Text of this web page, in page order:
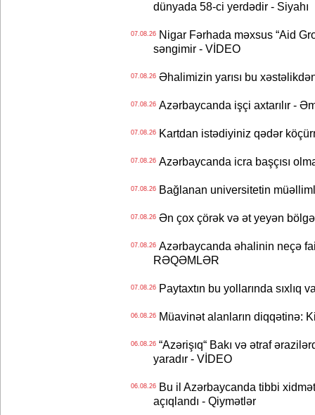
dünyada 58-ci yerdədir - Siyahı
07.08.26Nigar Fərhada məxsus “Aid
səngimir - VİDEO
07.08.26Əhalimizin yarısı bu
07.08.26Azərbaycanda işçi axtarılır -
07.08.26Kartdan istədiyiniz qədər
07.08.26Azərbaycanda icra başçısı
07.08.26Bağlanan universitetin
07.08.26Ən çox çörək və ət yeyən
07.08.26Azərbaycanda əhalinin neçə
RƏQƏMLƏR
07.08.26Paytaxtın bu yollarında sıxlıq
06.08.26Müavinət alanların diqqətinə:
06.08.26“Azərişıq“ Bakı və ətraf
yaradır - VİDEO
06.08.26Bu il Azərbaycanda tibbi
açıqlandı - Qiymətlər